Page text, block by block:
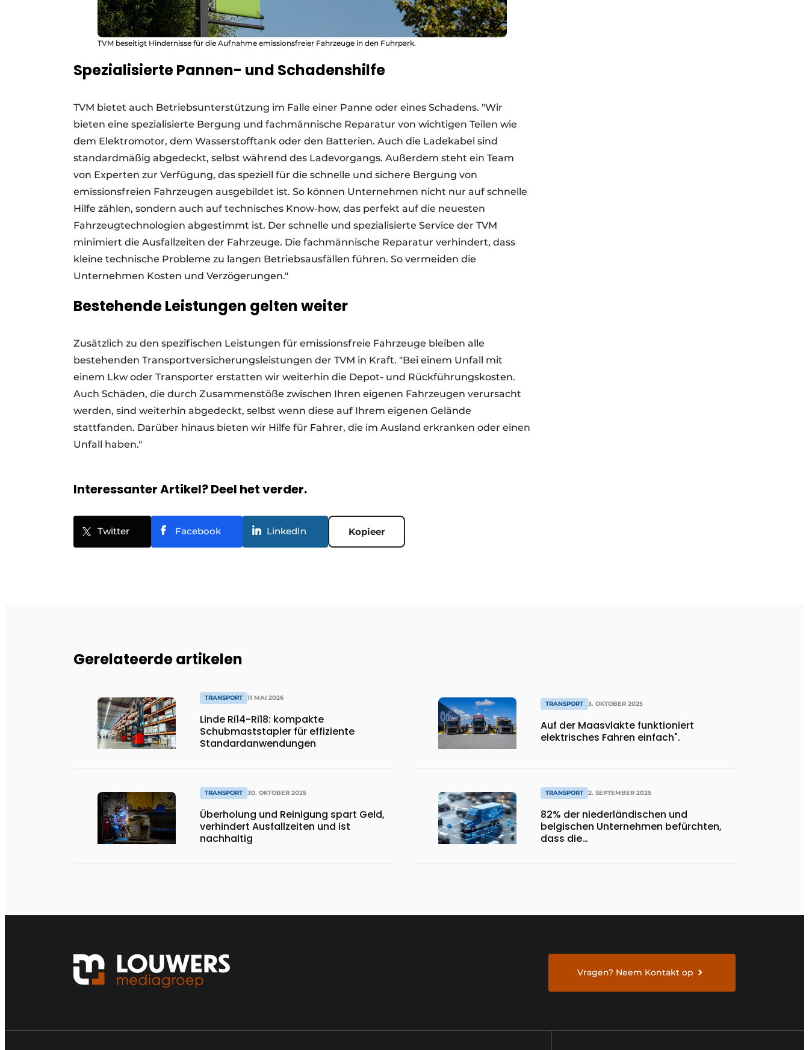
TVM beseitigt Hindernisse für die Aufnahme emissionsfreier Fahrzeuge in den Fuhrpark.
Spezialisierte Pannen- und Schadenshilfe
TVM bietet auch Betriebsunterstützung im Falle einer Panne oder eines Schadens. "Wir
bieten eine spezialisierte Bergung und fachmännische Reparatur von wichtigen Teilen wie
dem Elektromotor, dem Wasserstofftank oder den Batterien. Auch die Ladekabel sind
standardmäßig abgedeckt, selbst während des Ladevorgangs. Außerdem steht ein Team
von Experten zur Verfügung, das speziell für die schnelle und sichere Bergung von
emissionsfreien Fahrzeugen ausgebildet ist. So können Unternehmen nicht nur auf schnelle
Hilfe zählen, sondern auch auf technisches Know-how, das perfekt auf die neuesten
Fahrzeugtechnologien abgestimmt ist. Der schnelle und spezialisierte Service der TVM
minimiert die Ausfallzeiten der Fahrzeuge. Die fachmännische Reparatur verhindert, dass
kleine technische Probleme zu langen Betriebsausfällen führen. So vermeiden die
Unternehmen Kosten und Verzögerungen."
Bestehende Leistungen gelten weiter
Zusätzlich zu den spezifischen Leistungen für emissionsfreie Fahrzeuge bleiben alle
bestehenden Transportversicherungsleistungen der TVM in Kraft. "Bei einem Unfall mit
einem Lkw oder Transporter erstatten wir weiterhin die Depot- und Rückführungskosten.
Auch Schäden, die durch Zusammenstöße zwischen Ihren eigenen Fahrzeugen verursacht
werden, sind weiterhin abgedeckt, selbst wenn diese auf Ihrem eigenen Gelände
stattfanden. Darüber hinaus bieten wir Hilfe für Fahrer, die im Ausland erkranken oder einen
Unfall haben."
Interessanter Artikel? Deel het verder.
Twitter Facebook LinkedIn Kopieer
Gerelateerde artikelen
TRANSPORT 11 MAI 2026
Linde Ri14-Ri18: kompakte
Schubmaststapler für effiziente
Standardanwendungen
TRANSPORT 30. OKTOBER 2025
Überholung und Reinigung spart Geld,
verhindert Ausfallzeiten und ist
nachhaltig
TRANSPORT 3. OKTOBER 2025
Auf der Maasvlakte funktioniert
elektrisches Fahren einfach".
TRANSPORT 2. SEPTEMBER 2025
82% der niederländischen und
belgischen Unternehmen befürchten,
dass die
Vragen? Neem Kontakt op